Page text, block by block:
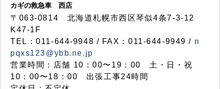
カギの救急車 西店
〒063-0814 北海道札幌市西区琴似4条7-3-12
K47-1F
TEL：011-644-9948 / FAX：011-644-9949 / n
pqxs123@ybb.ne.jp
営業時間：店舗 10：00〜19：00 土・日・祝
10：00〜18：00 出張工事24時間